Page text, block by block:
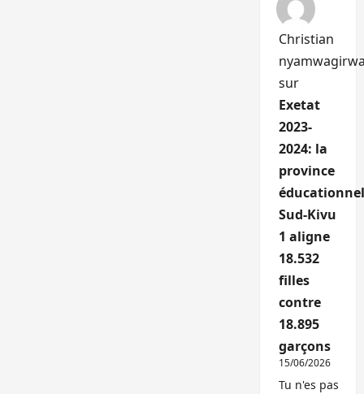
Christian
sur
Exetat
2023-
2024: la
province
Sud-Kivu
1 aligne
18.532
filles
contre
18.895
garçons
15/06/2026
Tu n'es pas